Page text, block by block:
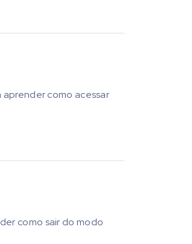
como acessar
como sair do modo